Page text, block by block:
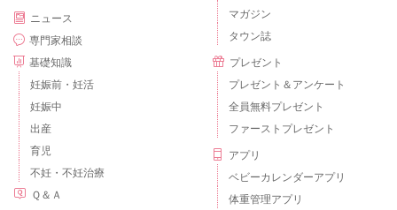
ニュース
専門家相談
基礎知識
妊娠前・妊活
妊娠中
出産
育児
不妊・不妊治療
Ｑ＆Ａ
マガジン
タウン誌
プレゼント
プレゼント＆アンケート
全員無料プレゼント
ファーストプレゼント
アプリ
ベビーカレンダーアプリ
体重管理アプリ